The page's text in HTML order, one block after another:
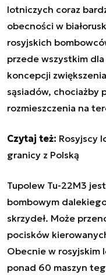
lotniczych coraz
obecności w
rosyjskich
przede wszystkim
koncepcji
sąsiadów, chociażby
rozmieszczenia na
Czytaj też: Rosyjscy
granicy z Polską
Tupolew Tu-22M3
bombowym
skrzydeł. Może
pocisków
Obecnie w rosyjskim
ponad 60 maszyn